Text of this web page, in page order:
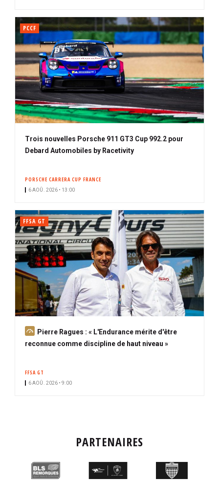
PCCF
Trois nouvelles Porsche 911 GT3 Cup 992.2 pour
Debard Automobiles by Racetivity
PORSCHE CARRERA CUP FRANCE
6 AOÛ. 2026 • 13:00
FFSA GT
A
b
Pierre Ragues : « L'Endurance mérite d'être
reconnue comme discipline de haut niveau »
FFSA GT
6 AOÛ. 2026 • 9:00
PARTENAIRES